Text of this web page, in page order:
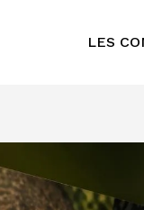
LES